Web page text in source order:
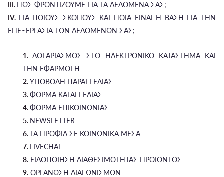
III. ΠΩΣ ΦΡΟΝΤΙΖΟΥΜΕ ΓΙΑ ΤΑ ΔΕΔΟΜΕΝΑ ΣΑΣ;
IV. ΓΙΑ ΠΟΙΟΥΣ ΣΚΟΠΟΥΣ ΚΑΙ ΠΟΙΑ ΕΙΝΑΙ Η ΒΑΣΗ ΓΙΑ ΤΗΝ
ΕΠΕΞΕΡΓΑΣΙΑ ΤΩΝ ΔΕΔΟΜΕΝΩΝ ΣΑΣ;
1.ΛΟΓΑΡΙΑΣΜΟΣ ΣΤΟ ΗΛΕΚΤΡΟΝΙΚΟ ΚΑΤΑΣΤΗΜΑ ΚΑΙ
ΤΗΝ ΕΦΑΡΜΟΓΗ
2.ΥΠΟΒΟΛΗ ΠΑΡΑΓΓΕΛΙΑΣ
3.ΦΟΡΜΑ ΚΑΤΑΓΓΕΛΙΑΣ
4.ΦΟΡΜΑ ΕΠΙΚΟΙΝΩΝΙΑΣ
5. NEWSLETTER
6.ΤΑ ΠΡΟΦΙΛ ΣΕ ΚΟΙΝΩΝΙΚΑ ΜΕΣΑ
7. LIVECHAT
8. ΕΙΔΟΠΟΙΗΣΗ ΔΙΑΘΕΣΙΜΟΤΗΤΑΣ ΠΡΟΪΟΝΤΟΣ
9. ΟΡΓΑΝΩΣΗ ΔΙΑΓΩΝΙΣΜΩΝ